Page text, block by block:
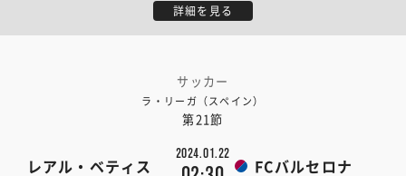
詳細を見る
サッカー
ラ・リーガ（スペイン）
第21節
レアル・ベティス
2024.01.22
FCバルセロナ